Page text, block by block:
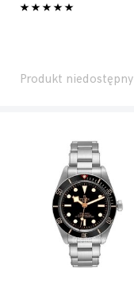
Produkt niedostępny